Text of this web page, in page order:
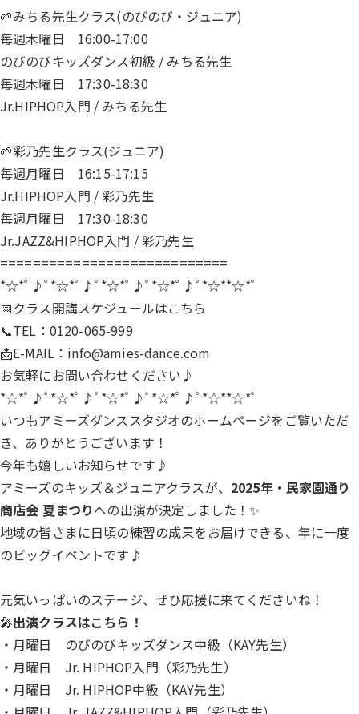
🌱みちる先生クラス(のびのび・ジュニア)
毎週木曜日 16:00-17:00
のびのびキッズダンス初級 / みちる先生
毎週木曜日 17:30-18:30
Jr.HIPHOP入門 / みちる先生
🌱彩乃先生クラス(ジュニア)
毎週月曜日 16:15-17:15
Jr.HIPHOP入門 / 彩乃先生
毎週月曜日 17:30-18:30
Jr.JAZZ&HIPHOP入門 / 彩乃先生
============================
*☆*ﾟ♪ﾟ*☆*ﾟ♪ﾟ*☆*ﾟ♪ﾟ*☆*ﾟ♪ﾟ*☆**☆*ﾟ
📅クラス開講スケジュールはこちら
📞TEL：0120-065-999
📩E-MAIL： info@amies-dance.com
お気軽にお問い合わせください♪
*☆*ﾟ♪ﾟ*☆*ﾟ♪ﾟ*☆*ﾟ♪ﾟ*☆*ﾟ♪ﾟ*☆**☆*ﾟ
いつもアミーズダンススタジオのホームページをご覧いただ
き、ありがとうございます！
今年も嬉しいお知らせです♪
アミーズのキッズ＆ジュニアクラスが、 2025年・民家園通り
商店会 夏まつりへの出演が決定しました！✨
地域の皆さまに日頃の練習の成果をお届けできる、年に一度
のビッグイベントです♪
元気いっぱいのステージ、ぜひ応援に来てくださいね！
🎤出演クラスはこちら！
・月曜日 のびのびキッズダンス中級（KAY先生）
・月曜日 Jr. HIPHOP入門（彩乃先生）
・月曜日 Jr. HIPHOP中級（KAY先生）